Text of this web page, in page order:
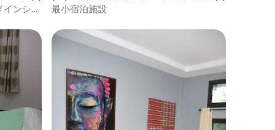
ンシテ
ート
最小宿泊施設